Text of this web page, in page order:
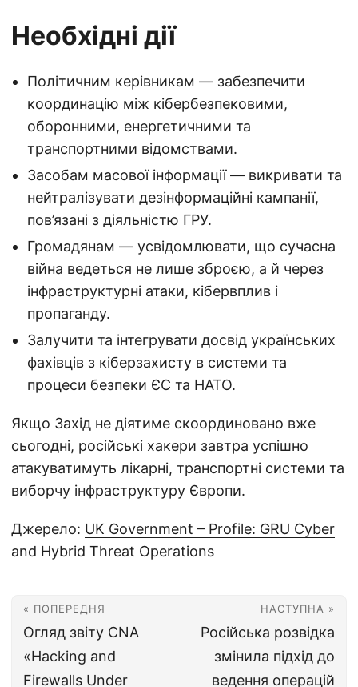
Необхідні дії
Політичним керівникам — забезпечити
координацію між кібербезпековими,
оборонними, енергетичними та
транспортними відомствами.
Засобам масової інформації — викривати та
нейтралізувати дезінформаційні кампанії,
пов’язані з діяльністю ГРУ.
Громадянам — усвідомлювати, що сучасна
війна ведеться не лише зброєю, а й через
інфраструктурні атаки, кібервплив і
пропаганду.
Залучити та інтегрувати досвід українських
фахівців з кіберзахисту в системи та
процеси безпеки ЄС та НАТО.
Якщо Захід не діятиме скоординовано вже
сьогодні, російські хакери завтра успішно
атакуватимуть лікарні, транспортні системи та
виборчу інфраструктуру Європи.
Джерело: UK Government – Profile: GRU Cyber
and Hybrid Threat Operations
« ПОПЕРЕДНЯ
Огляд звіту CNA
«Hacking and
Firewalls Under
НАСТУПНА »
Російська розвідка
змінила підхід до
ведення операцій